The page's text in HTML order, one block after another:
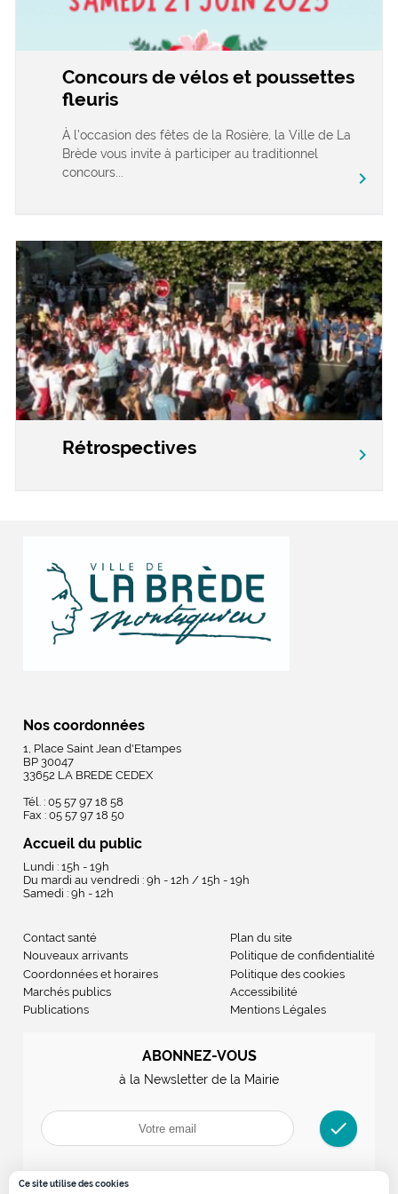
Concours de vélos et poussettes
fleuris
À l’occasion des fêtes de la Rosière, la Ville de La
Brède vous invite à participer au traditionnel
concours...
chevron_right
Rétrospectives chevron_right
Nos coordonnées
1, Place Saint Jean d'Etampes
BP 30047
33652 LA BREDE CEDEX
Tél. : 05 57 97 18 58
Fax : 05 57 97 18 50
Accueil du public
Lundi : 15h - 19h
Du mardi au vendredi : 9h - 12h / 15h - 19h
Samedi : 9h - 12h
Contact santé
Nouveaux arrivants
Coordonnées et horaires
Marchés publics
Publications
Plan du site
Politique de confidentialité
Politique des cookies
Accessibilité
Mentions Légales
ABONNEZ-VOUS
à la Newsletter de la Mairie
check
Ce site utilise des cookies